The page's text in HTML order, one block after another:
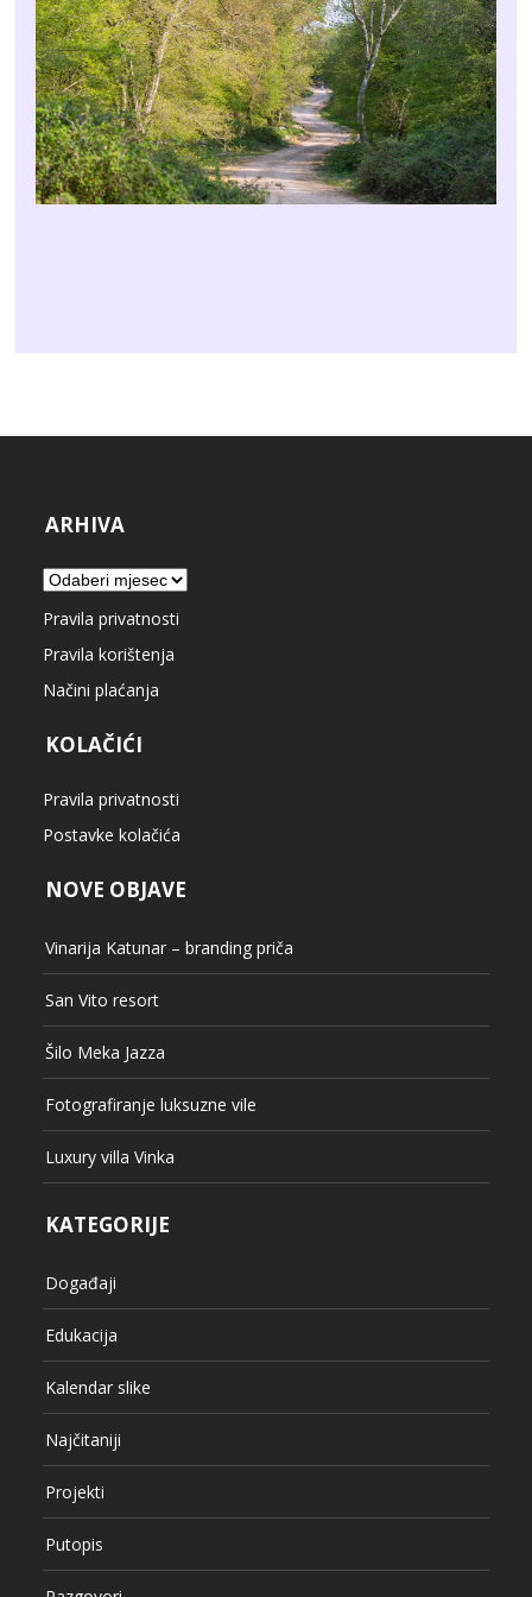
ARHIVA
Arhiva
Pravila privatnosti
Pravila korištenja
Načini plaćanja
KOLAČIĆI
Pravila privatnosti
Postavke kolačića
NOVE OBJAVE
Vinarija Katunar – branding priča
San Vito resort
Šilo Meka Jazza
Fotografiranje luksuzne vile
Luxury villa Vinka
KATEGORIJE
Događaji
Edukacija
Kalendar slike
Najčitaniji
Projekti
Putopis